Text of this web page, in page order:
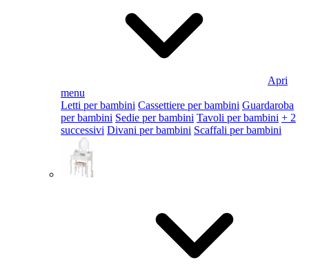
Apri
menu
Letti per bambini Cassettiere per bambini Guardaroba
per bambini Sedie per bambini Tavoli per bambini + 2
successivi Divani per bambini Scaffali per bambini